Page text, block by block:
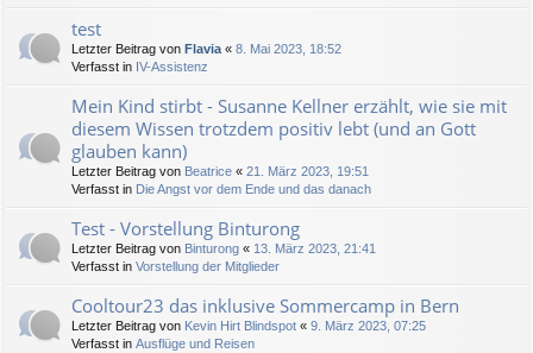
test
Letzter Beitrag von Flavia « 8. Mai 2023, 18:52
Verfasst in IV-Assistenz
Mein Kind stirbt - Susanne Kellner erzählt, wie sie mit
diesem Wissen trotzdem positiv lebt (und an Gott
glauben kann)
Letzter Beitrag von Beatrice « 21. März 2023, 19:51
Verfasst in Die Angst vor dem Ende und das danach
Test - Vorstellung Binturong
Letzter Beitrag von Binturong « 13. März 2023, 21:41
Verfasst in Vorstellung der Mitglieder
Cooltour23 das inklusive Sommercamp in Bern
Letzter Beitrag von Kevin Hirt Blindspot « 9. März 2023, 07:25
Verfasst in Ausflüge und Reisen